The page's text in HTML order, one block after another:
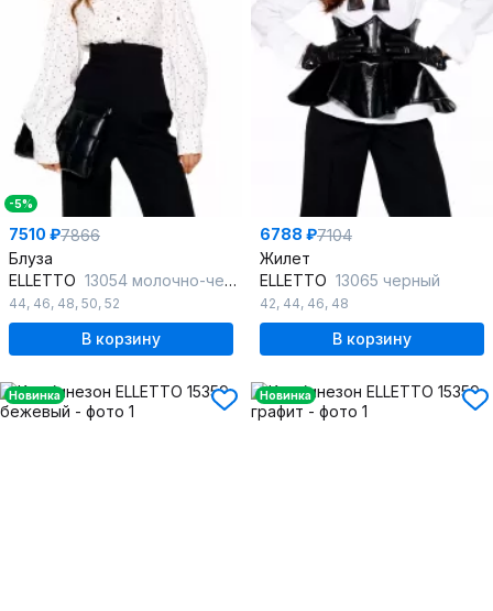
-5%
7510 ₽7866
Блуза
ELLETTO 13054 молочно-черный
44, 46, 48, 50, 52
В корзину
6788 ₽7104
Жилет
ELLETTO 13065 черный
42, 44, 46, 48
В корзину
Новинка Новинка